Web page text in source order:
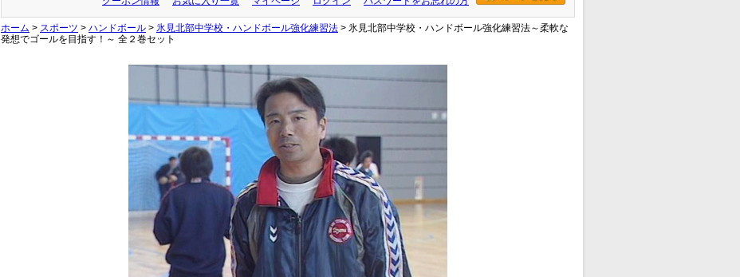
ホーム > スポーツ > ハンドボール > 氷見北部中学校・ハンドボール強化練習法 > 氷見北部中学校・ハンドボール強化練習法～柔軟な
発想でゴールを目指す！～ 全２巻セット